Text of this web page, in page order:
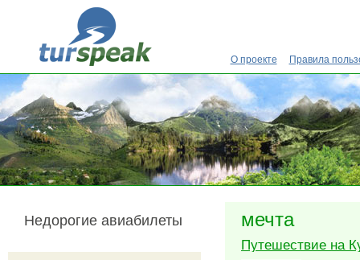
Перейти к основному содержанию
О проекте Правила
мечта
Путешествие на
Недорогие авиабилеты